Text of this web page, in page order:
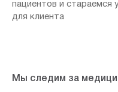
пациентов и стараемся
для клиента
Мы следим за